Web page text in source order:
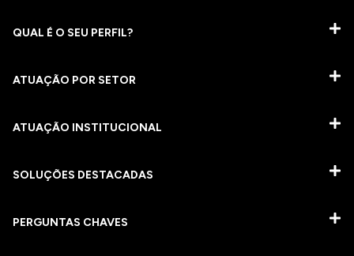
QUAL É O SEU PERFIL?
ATUAÇÃO POR SETOR
ATUAÇÃO INSTITUCIONAL
SOLUÇÕES DESTACADAS
PERGUNTAS CHAVES​